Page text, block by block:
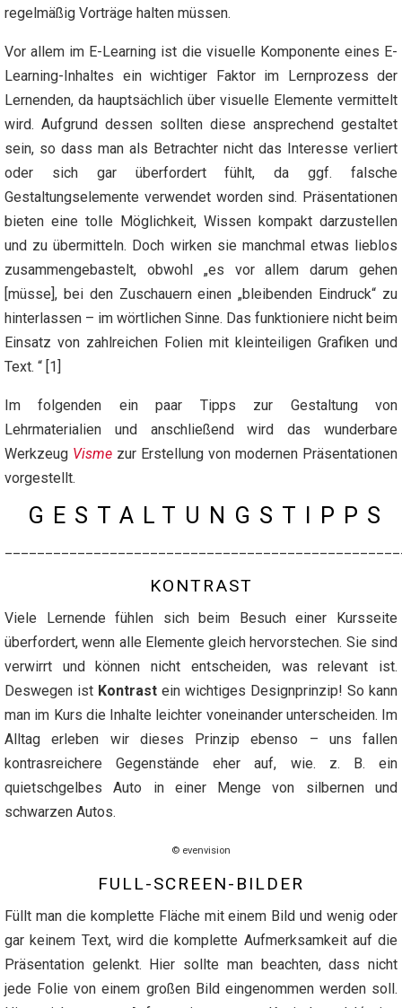
regelmäßig Vorträge halten müssen.
Vor allem im E-Learning ist die visuelle Komponente eines E-
Learning-Inhaltes ein wichtiger Faktor im Lernprozess der
Lernenden, da hauptsächlich über visuelle Elemente vermittelt
wird. Aufgrund dessen sollten diese ansprechend gestaltet
sein, so dass man als Betrachter nicht das Interesse verliert
oder sich gar überfordert fühlt, da ggf. falsche
Gestaltungselemente verwendet worden sind. Präsentationen
bieten eine tolle Möglichkeit, Wissen kompakt darzustellen
und zu übermitteln. Doch wirken sie manchmal etwas lieblos
zusammengebastelt, obwohl „es vor allem darum gehen
[müsse], bei den Zuschauern einen „bleibenden Eindruck“ zu
hinterlassen – im wörtlichen Sinne. Das funktioniere nicht beim
Einsatz von zahlreichen Folien mit kleinteiligen Grafiken und
Text. “ [1]
Im folgenden ein paar Tipps zur Gestaltung von
Lehrmaterialien und anschließend wird das wunderbare
Werkzeug Visme zur Erstellung von modernen Präsentationen
vorgestellt.
GESTALTUNGSTIPPS
KONTRAST
Viele Lernende fühlen sich beim Besuch einer Kursseite
überfordert, wenn alle Elemente gleich hervorstechen. Sie sind
verwirrt und können nicht entscheiden, was relevant ist.
Deswegen ist Kontrast ein wichtiges Designprinzip! So kann
man im Kurs die Inhalte leichter voneinander unterscheiden. Im
Alltag erleben wir dieses Prinzip ebenso – uns fallen
kontrasreichere Gegenstände eher auf, wie. z. B. ein
quietschgelbes Auto in einer Menge von silbernen und
schwarzen Autos.
© evenvision
FULL-SCREEN-BILDER
Füllt man die komplette Fläche mit einem Bild und wenig oder
gar keinem Text, wird die komplette Aufmerksamkeit auf die
Präsentation gelenkt. Hier sollte man beachten, dass nicht
jede Folie von einem großen Bild eingenommen werden soll.